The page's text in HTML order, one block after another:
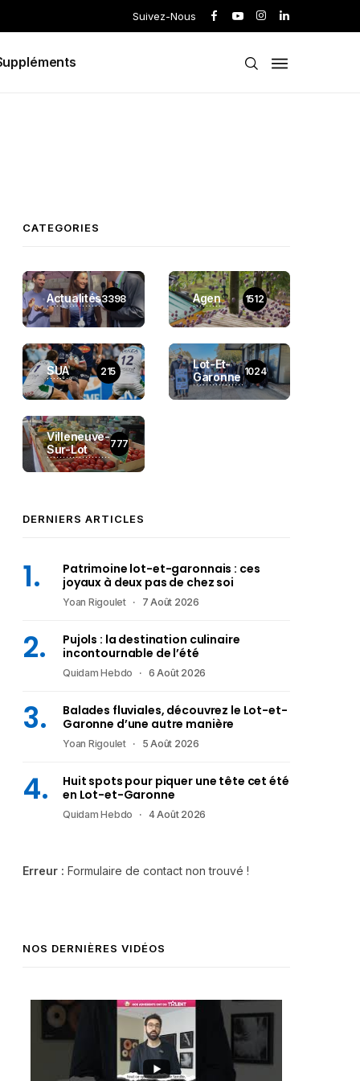
Suivez-Nous
CATEGORIES
Actualités3398 Agen 1512
SUA 215
Lot-Et-
Garonne 1024
Villeneuve-
Sur-Lot
777
DERNIERS ARTICLES
Patrimoine lot-et-garonnais : ces
joyaux à deux pas de chez soi
Yoan Rigoulet 7 Août 2026
Pujols : la destination culinaire
incontournable de l’été
Quidam Hebdo 6 Août 2026
Balades fluviales, découvrez le Lot-et-
Garonne d’une autre manière
Yoan Rigoulet 5 Août 2026
Huit spots pour piquer une tête cet été
en Lot-et-Garonne
Quidam Hebdo 4 Août 2026
Erreur : Formulaire de contact non trouvé !
NOS DERNIÈRES VIDÉOS